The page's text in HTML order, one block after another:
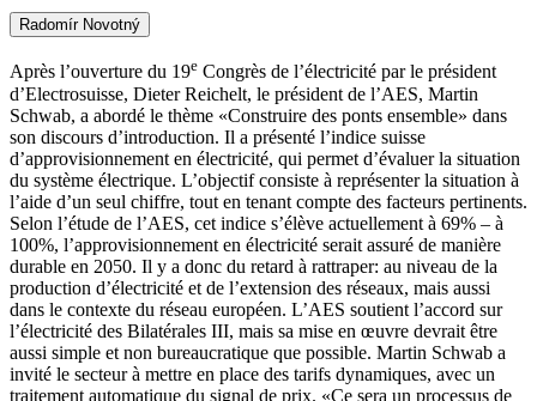
Radomír Novotný
Après l’ouverture du 19e Congrès de l’électricité par le président
d’Electrosuisse, Dieter Reichelt, le président de l’AES, Martin
Schwab, a abordé le thème «Construire des ponts ensemble» dans
son discours d’introduction. Il a présenté l’indice suisse
d’approvisionnement en électricité, qui permet d’évaluer la situation
du système électrique. L’objectif consiste à représenter la situation à
l’aide d’un seul chiffre, tout en tenant compte des facteurs pertinents.
Selon l’étude de l’AES, cet indice s’élève actuellement à 69% – à
100%, l’approvisionnement en électricité serait assuré de manière
durable en 2050. Il y a donc du retard à rattraper: au niveau de la
production d’électricité et de l’extension des réseaux, mais aussi
dans le contexte du réseau européen. L’AES soutient l’accord sur
l’électricité des Bilatérales III, mais sa mise en œuvre devrait être
aussi simple et non bureau­cratique que possible. Martin Schwab a
invité le secteur à mettre en place des tarifs dynamiques, avec un
traitement automatique du signal de prix. «Ce sera un processus de